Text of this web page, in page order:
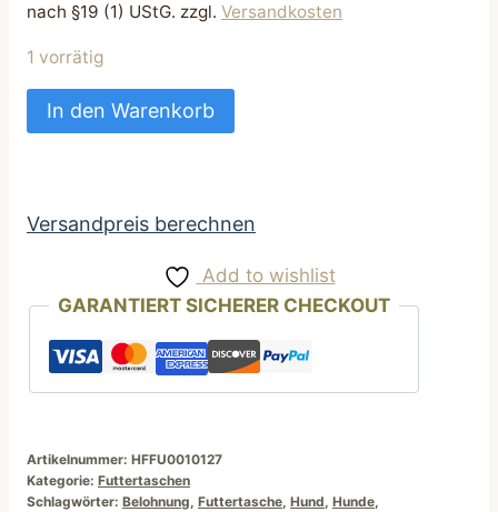
nach §19 (1) UStG. zzgl. Versandkosten
1 vorrätig
Futtertasche
Leckerli
für
Reh
Motiv
Menge
In den Warenkorb
Versandpreis berechnen
Add to wishlist
GARANTIERT SICHERER CHECKOUT
Artikelnummer: HFFU0010127
Kategorie: Futtertaschen
Schlagwörter: Belohnung, Futtertasche, Hund, Hunde,